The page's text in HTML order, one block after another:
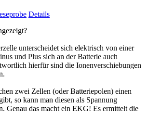
Details
unterscheidet sich elektrisch von einer
und Plus sich an der Batterie auch
hierfür sind die Ionenverschiebungen
zwei Zellen (oder Batteriepolen) einen
so kann man diesen als Spannung
Genau das macht ein EKG! Es ermittelt die